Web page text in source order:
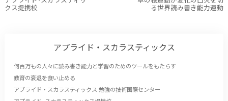
クス提携校 る世界読み書き能力運動
アプライド・スカラスティックス
何百万もの人々に読み書き能力と学習のためのツールをもたらす
教育の衰退を食い止める
アプライド・スカラスティックス 勉強の技術国際センター